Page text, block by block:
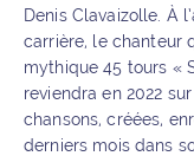
Denis Clavaizolle. À
carrière, le chanteur
mythique 45 tours «
reviendra en 2022
chansons, créées,
derniers mois dans